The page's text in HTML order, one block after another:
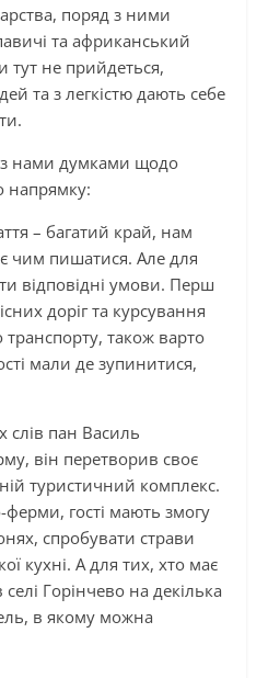
поряд з ними
та африканський
тут не прийдеться,
та з легкістю дають себе
нами думками щодо
напрямку:
– багатий край, нам
чим пишатися. Але для
відповідні умови. Перш
доріг та курсування
також варто
мали де зупинитися,
слів пан Василь
він перетворив своє
туристичний комплекc.
ферми, гості мають змогу
спробувати страви
кухні. А для тих, хто має
Горінчево на декілька
в якому можна